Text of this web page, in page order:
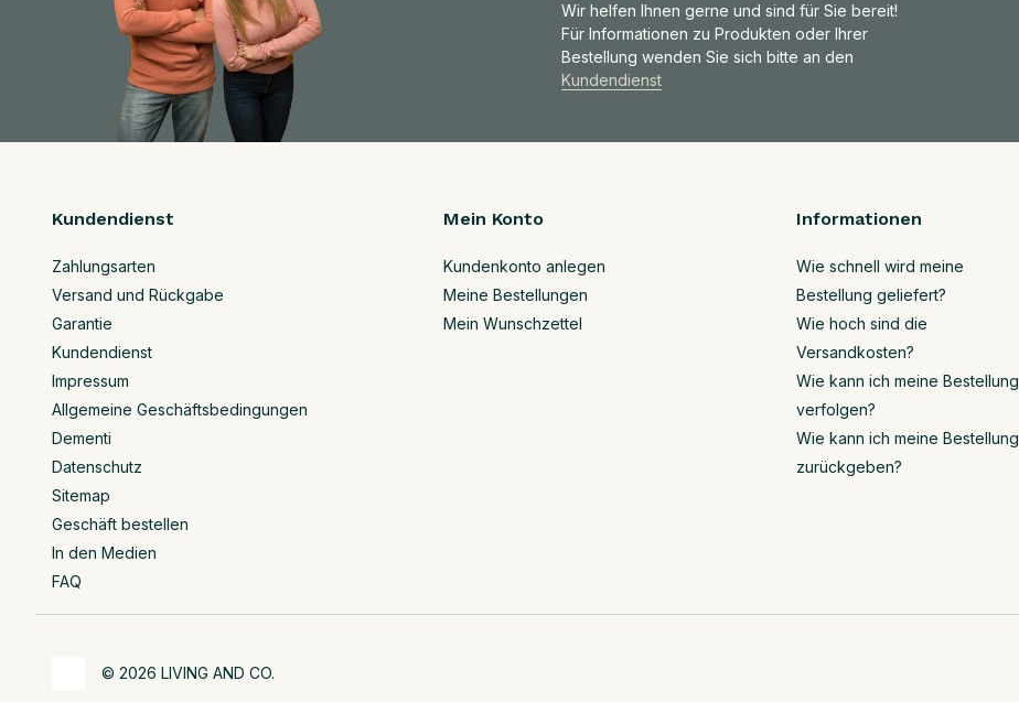
Wir helfen Ihnen gerne und sind für Sie bereit!
Für Informationen zu Produkten oder Ihrer
Bestellung wenden Sie sich bitte an den
Kundendienst
Kundendienst
Zahlungsarten
Versand und Rückgabe
Garantie
Kundendienst
Impressum
Allgemeine Geschäftsbedingungen
Dementi
Datenschutz
Sitemap
Geschäft bestellen
In den Medien
FAQ
Mein Konto
Kundenkonto anlegen
Meine Bestellungen
Mein Wunschzettel
Informationen
Wie schnell wird meine
Bestellung geliefert?
Wie hoch sind die
Versandkosten?
Wie kann ich meine Bestellung
verfolgen?
Wie kann ich meine Bestellung
zurückgeben?
© 2026 LIVING AND CO.